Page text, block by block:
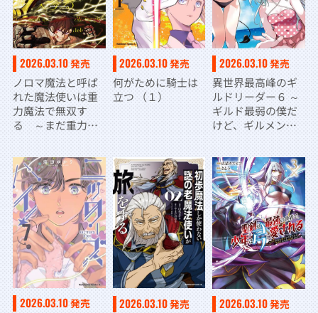
2026.03.10発売
ノロマ魔法と呼ば
れた魔法使いは重
力魔法で無双す
る ～まだ重力の
力の王となる～ ５
2026.03.10発売
何がために騎士は
立つ （１）
2026.03.10発売
異世界最高峰のギ
ルドリーダー６ ～
ギルド最弱の僕だ
けど、ギルメン全
せん～
2026.03.10発売 2026.03.10発売 2026.03.10発売